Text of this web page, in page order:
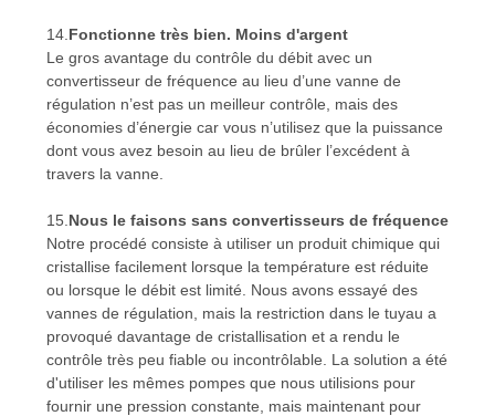
14. Fonctionne très bien. Moins d'argent
Le gros avantage du contrôle du débit avec un
convertisseur de fréquence au lieu d’une vanne de
régulation n’est pas un meilleur contrôle, mais des
économies d’énergie car vous n’utilisez que la puissance
dont vous avez besoin au lieu de brûler l’excédent à
travers la vanne.
15. Nous le faisons sans convertisseurs de fréquence
Notre procédé consiste à utiliser un produit chimique qui
cristallise facilement lorsque la température est réduite
ou lorsque le débit est limité. Nous avons essayé des
vannes de régulation, mais la restriction dans le tuyau a
provoqué davantage de cristallisation et a rendu le
contrôle très peu fiable ou incontrôlable. La solution a été
d'utiliser les mêmes pompes que nous utilisions pour
fournir une pression constante, mais maintenant pour